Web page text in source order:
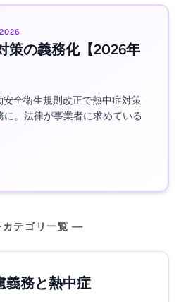
策の義務化【2026年
全衛生規則改正で熱中症対策
。法律が事業者に求めている
テゴリ一覧 —
義務と熱中症